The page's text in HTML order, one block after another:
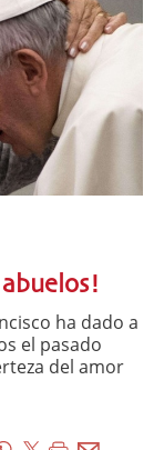
ha dado a
el pasado
del amor